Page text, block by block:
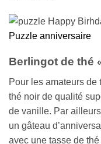
Puzzle anniversaire
Berlingot de thé
Pour les amateurs
thé noir de qualité
de vanille. Par
un gâteau
avec une tasse de